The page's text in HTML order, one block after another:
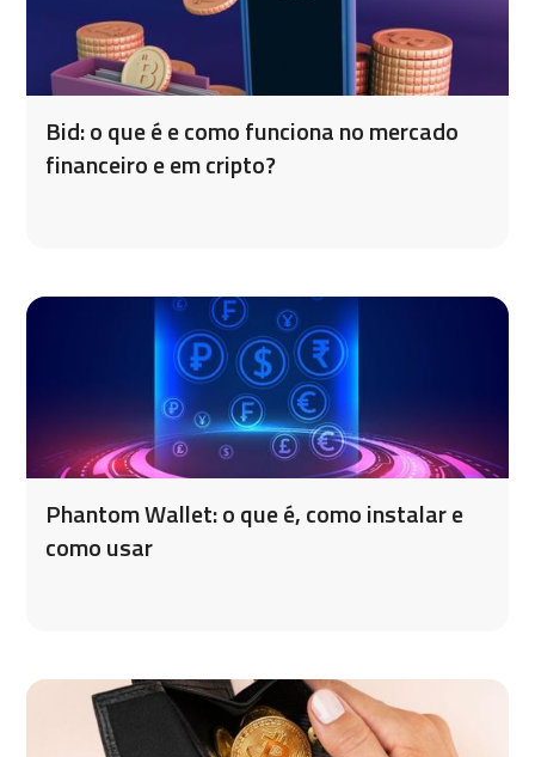
Bid: o que é e como funciona no mercado
financeiro e em cripto?
Phantom Wallet: o que é, como instalar e
como usar